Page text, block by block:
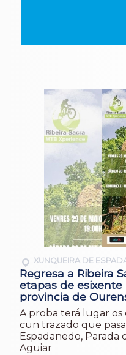
XUNQUEIRA DE
Regresa a Ribeira
etapas de
provincia de
A proba terá lugar os
cun trazado que
Espadanedo, Parada
Aguiar